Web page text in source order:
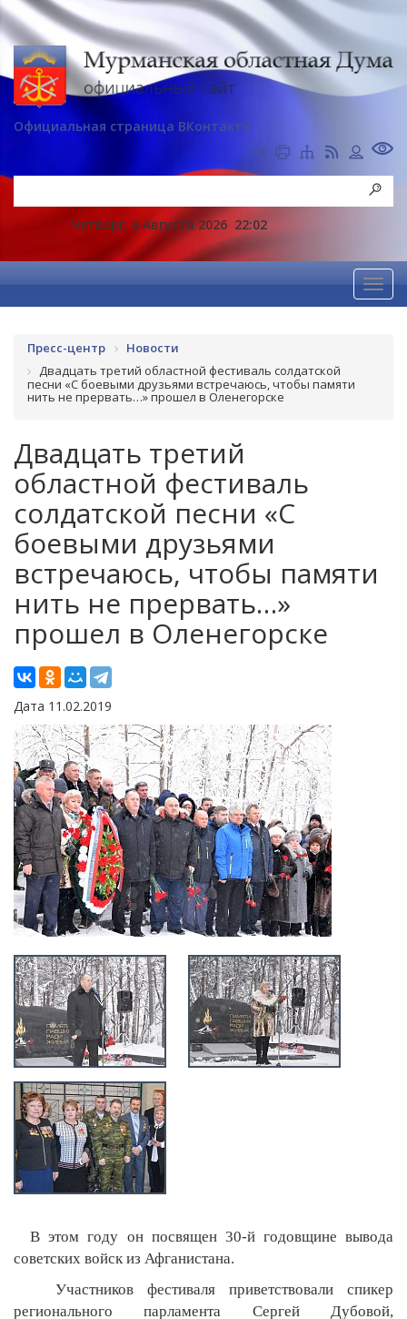
Официальная страница ВКонтакте
Четверг, 6 Августа 2026 22:02
Пресс-центр
Новости
Двадцать третий областной фестиваль солдатской
песни «С боевыми друзьями встречаюсь, чтобы памяти
нить не прервать…» прошел в Оленегорске
Двадцать третий
областной фестиваль
солдатской песни «С
боевыми друзьями
встречаюсь, чтобы памяти
нить не прервать…»
прошел в Оленегорске
Дата 11.02.2019
В этом году он посвящен 30-й годовщине вывода
советских войск из Афганистана.
Участников фестиваля приветствовали спикер
регионального парламента Сергей Дубовой,